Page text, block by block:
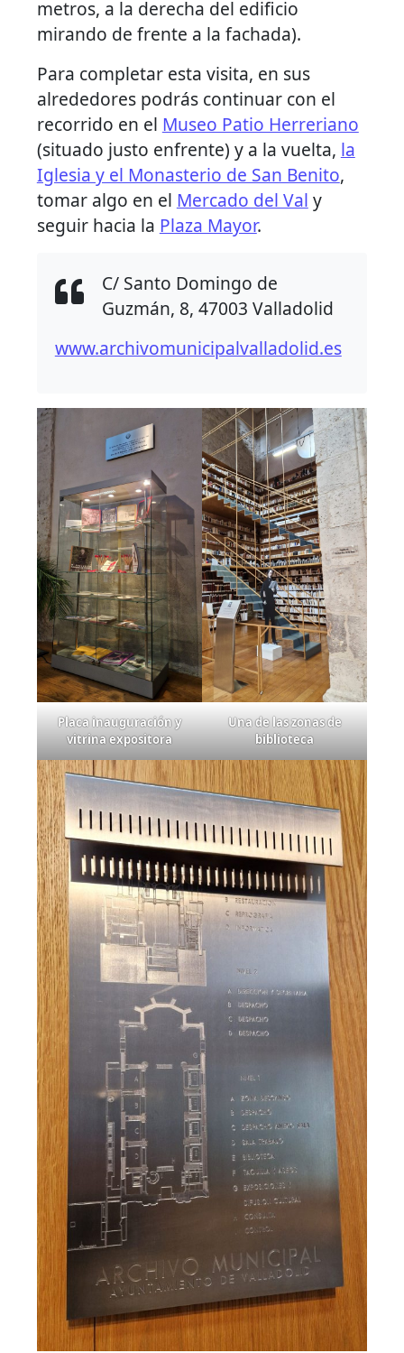
metros, a la derecha del edificio
mirando de frente a la fachada).
Para completar esta visita, en sus
alrededores podrás continuar con el
recorrido en el Museo Patio Herreriano
(situado justo enfrente) y a la vuelta, la
Iglesia y el Monasterio de San Benito,
tomar algo en el Mercado del Val y
seguir hacia la Plaza Mayor.
C/ Santo Domingo de
Guzmán, 8, 47003 Valladolid
www.archivomunicipalvalladolid.es
Placa inauguración y
vitrina expositora
Una de las zonas de
biblioteca